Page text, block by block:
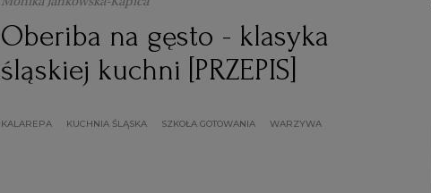
Oberiba na gęsto - klasyka
śląskiej kuchni [PRZEPIS]
KALAREPA KUCHNIA ŚLĄSKA SZKOŁA GOTOWANIA WARZYWA